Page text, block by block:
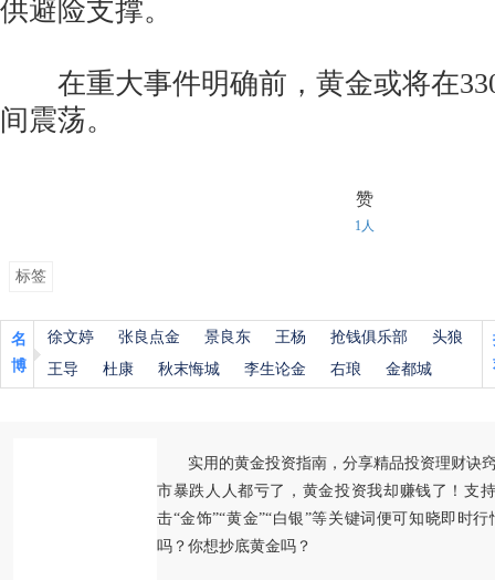
供避险支撑。
在重大事件明确前，黄金或将在
间震荡。
赞
1人
标签
名
博
徐文婷 张良点金 景良东 王杨 抢钱俱乐部
头狼
王导
杜康 秋末悔城 李生论金 右琅 金都城
实用的黄金投资指南，分享精品投资理财诀
市暴跌人人都亏了，黄金投资我却赚钱了！支
击“金饰”“黄金”“白银”等关键词便可知晓即时
吗？你想抄底黄金吗？